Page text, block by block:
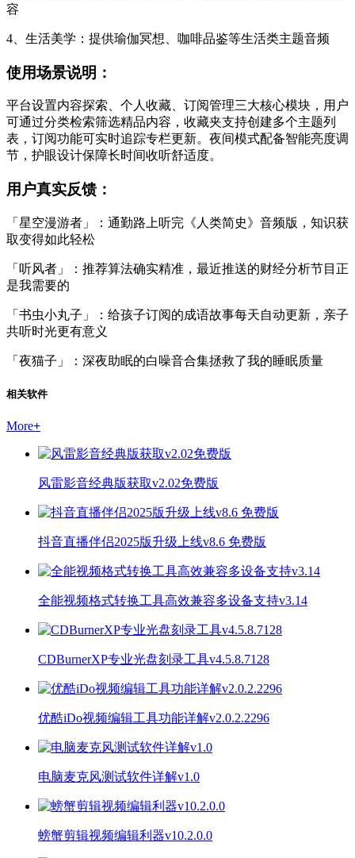
容
4、生活美学：提供瑜伽冥想、咖啡品鉴等生活类主题音频
使用场景说明：
平台设置内容探索、个人收藏、订阅管理三大核心模块，用户
可通过分类检索筛选精品内容，收藏夹支持创建多个主题列
表，订阅功能可实时追踪专栏更新。夜间模式配备智能亮度调
节，护眼设计保障长时间收听舒适度。
用户真实反馈：
「星空漫游者」：通勤路上听完《人类简史》音频版，知识获
取变得如此轻松
「听风者」：推荐算法确实精准，最近推送的财经分析节目正
是我需要的
「书虫小丸子」：给孩子订阅的成语故事每天自动更新，亲子
共听时光更有意义
「夜猫子」：深夜助眠的白噪音合集拯救了我的睡眠质量
相关软件
More+
风雷影音经典版获取v2.02免费版
抖音直播伴侣2025版升级上线v8.6 免费版
全能视频格式转换工具高效兼容多设备支持v3.14
CDBurnerXP专业光盘刻录工具v4.5.8.7128
优酷iDo视频编辑工具功能详解v2.0.2.2296
电脑麦克风测试软件详解v1.0
螃蟹剪辑视频编辑利器v10.2.0.0